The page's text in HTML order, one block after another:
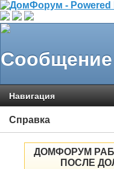
Навигация
Справка
ДОМФОРУМ
ПОСЛЕ